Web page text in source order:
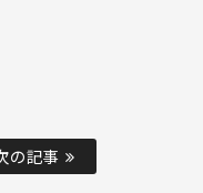
の記事